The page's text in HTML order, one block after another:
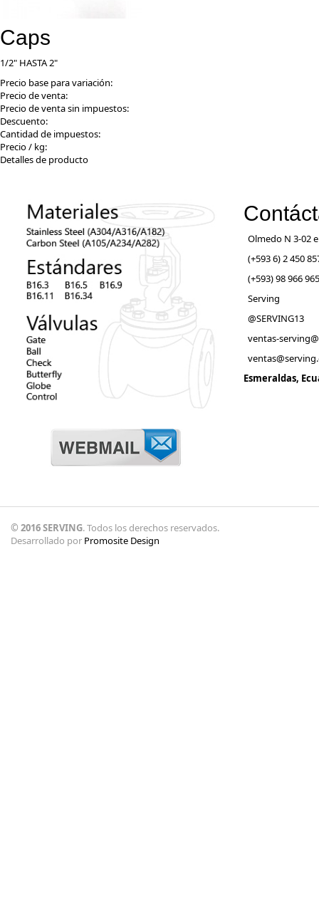
Caps
1/2" HASTA 2"
Precio base para variación:
Precio de venta:
Precio de venta sin impuestos:
Descuento:
Cantidad de impuestos:
Precio / kg:
Detalles de producto
Olmedo N 3-02
(+593 6) 2 450
(+593) 98 966
Serving
@SERVING13
ventas-
Esmeraldas,
© 2016 SERVING. Todos los derechos reservados.
Desarrollado por Promosite Design